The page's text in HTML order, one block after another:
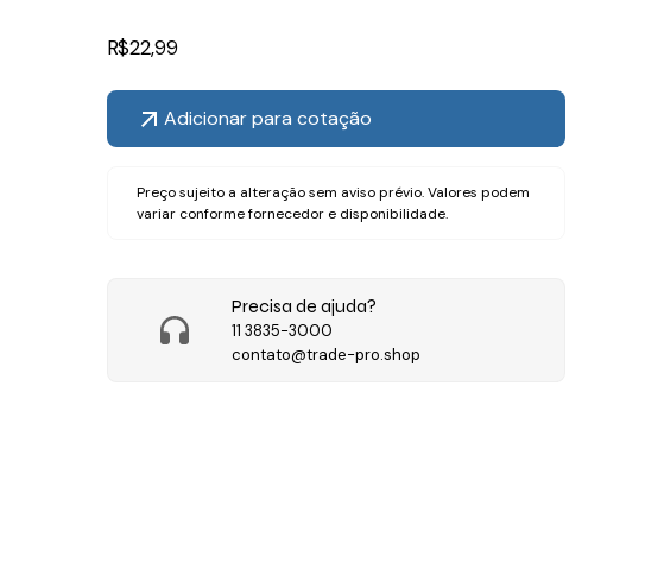
R$22,99
Adicionar para cotação
Preço sujeito a alteração sem aviso prévio. Valores podem
variar conforme fornecedor e disponibilidade.
Precisa de ajuda?
11 3835-3000
contato@trade-pro.shop